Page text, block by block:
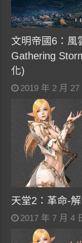
文明帝國6：風
Gathering
化)
2019 年 2 月 27
天堂2：革命-
2017 年 7 月 4